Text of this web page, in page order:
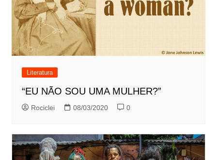
Literatura
“EU NÃO SOU UMA MULHER?”
Rociclei 08/03/2020 0